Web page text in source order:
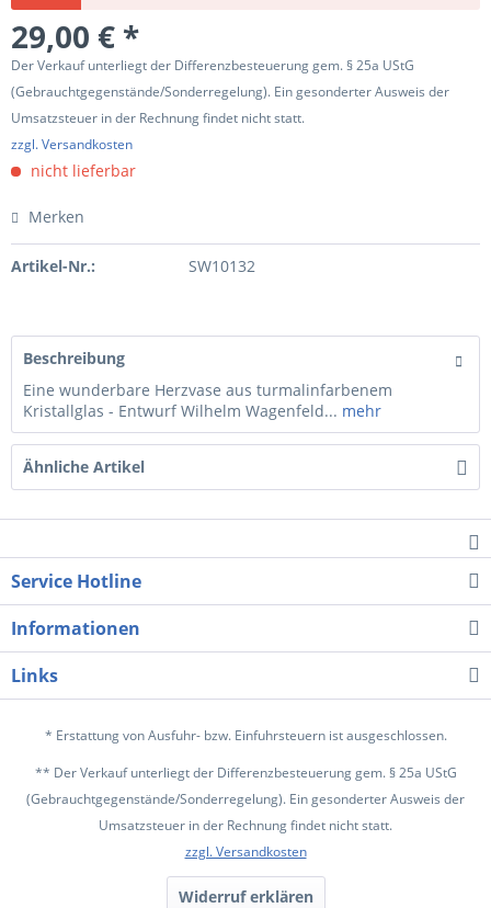
29,00 € *
Der Verkauf unterliegt der Differenzbesteuerung gem. § 25a UStG
(Gebrauchtgegenstände/Sonderregelung). Ein gesonderter Ausweis der
Umsatzsteuer in der Rechnung findet nicht statt.
zzgl. Versandkosten
nicht lieferbar
Merken
Artikel-Nr.: SW10132
Beschreibung
Eine wunderbare Herzvase aus turmalinfarbenem
Kristallglas - Entwurf Wilhelm Wagenfeld... mehr
Ähnliche Artikel
Service Hotline
Informationen
Links
* Erstattung von Ausfuhr- bzw. Einfuhrsteuern ist ausgeschlossen.
** Der Verkauf unterliegt der Differenzbesteuerung gem. § 25a UStG
(Gebrauchtgegenstände/Sonderregelung). Ein gesonderter Ausweis der
Umsatzsteuer in der Rechnung findet nicht statt.
zzgl. Versandkosten
Widerruf erklären